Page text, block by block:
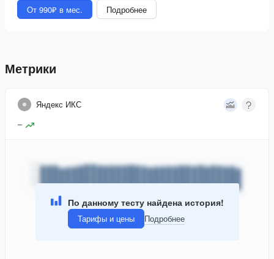
От 990₽ в мес. Подробнее
Метрики
Яндекс ИКС
–
По данному тесту найдена история!
Тарифы и цены Подробнее